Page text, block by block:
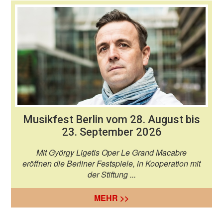
Musikfest Berlin vom 28. August bis
23. September 2026
Mit György Ligetis Oper Le Grand Macabre
eröffnen die Berliner Festspiele, in Kooperation mit
der Stiftung ...
MEHR >>